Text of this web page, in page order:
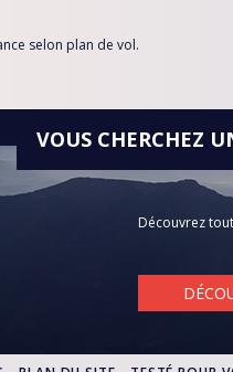
selon plan de vol.
VOUS CHERCHEZ
Découvrez